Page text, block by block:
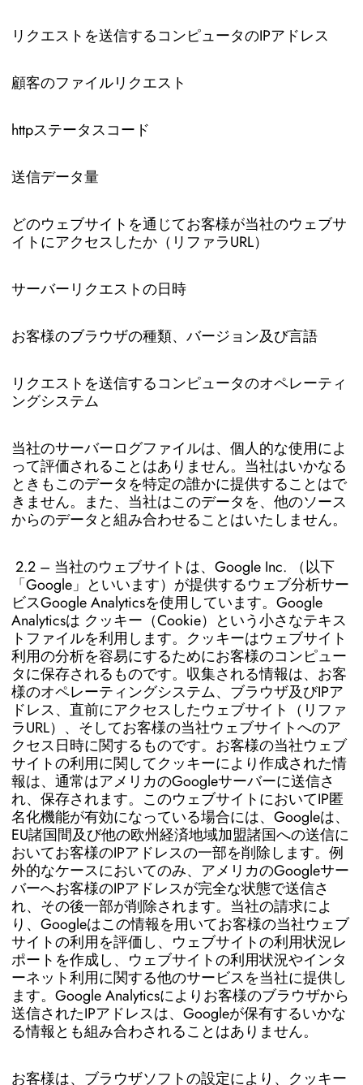
リクエストを送信するコンピュータのIPアドレス
顧客のファイルリクエスト
httpステータスコード
送信データ量
どのウェブサイトを通じてお客様が当社のウェブサ
イトにアクセスしたか（リファラURL）
サーバーリクエストの日時
お客様のブラウザの種類、バージョン及び言語
リクエストを送信するコンピュータのオペレーティ
ングシステム
当社のサーバーログファイルは、個人的な使用によ
って評価されることはありません。当社はいかなる
ときもこのデータを特定の誰かに提供することはで
きません。また、当社はこのデータを、他のソース
からのデータと組み合わせることはいたしません。
2.2 – 当社のウェブサイトは、Google Inc. （以下
「Google」といいます）が提供するウェブ分析サー
ビスGoogle Analyticsを使用しています。Google
Analyticsは クッキー（Cookie）という小さなテキス
トファイルを利用します。クッキーはウェブサイト
利用の分析を容易にするためにお客様のコンピュー
タに保存されるものです。収集される情報は、お客
様のオペレーティングシステム、ブラウザ及びIPア
ドレス、直前にアクセスしたウェブサイト（リファ
ラURL）、そしてお客様の当社ウェブサイトへのア
クセス日時に関するものです。お客様の当社ウェブ
サイトの利用に関してクッキーにより作成された情
報は、通常はアメリカのGoogleサーバーに送信さ
れ、保存されます。このウェブサイトにおいてIP匿
名化機能が有効になっている場合には、Googleは、
EU諸国間及び他の欧州経済地域加盟諸国への送信に
おいてお客様のIPアドレスの一部を削除します。例
外的なケースにおいてのみ、アメリカのGoogleサー
バーへお客様のIPアドレスが完全な状態で送信さ
れ、その後一部が削除されます。当社の請求によ
り、Googleはこの情報を用いてお客様の当社ウェブ
サイトの利用を評価し、ウェブサイトの利用状況レ
ポートを作成し、ウェブサイトの利用状況やインタ
ーネット利用に関する他のサービスを当社に提供し
ます。Google Analyticsによりお客様のブラウザから
送信されたIPアドレスは、Googleが保有するいかな
る情報とも組み合わされることはありません。
お客様は、ブラウザソフトの設定により、クッキー